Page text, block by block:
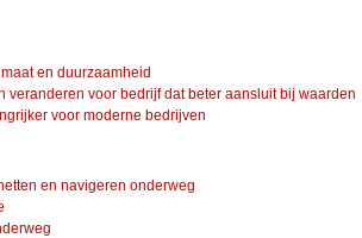
en duurzaamheid
veranderen voor bedrijf dat beter aansluit bij waarden
voor moderne bedrijven
en navigeren onderweg